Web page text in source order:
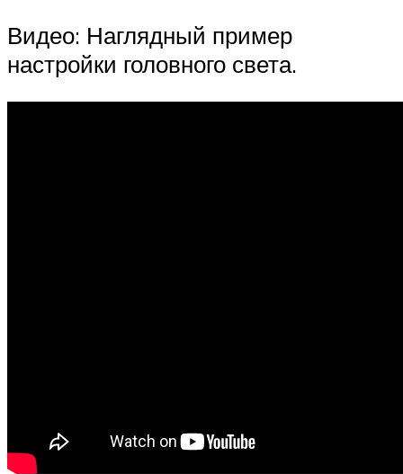
Видео: Наглядный пример
настройки головного света.